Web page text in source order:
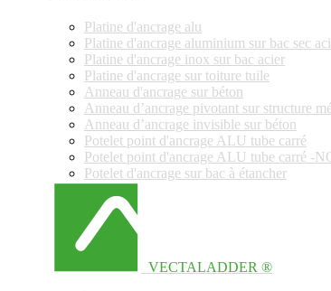
Platine d'ancrage alu
Platine d'ancrage aluminium sur bac sec
Platine d'ancrage inox sur bac acier
Platine d'ancrage sur toiture tuile
Anneau d'ancrage sur béton
Anneau d’ancrage pivotant sur structure
Anneau d’ancrage invisible sur béton
Potelet point d'ancrage ALU tube carré
Potelet point d'ancrage ALU tube carré -
Potelet d'ancrage sur bac à étancher
VECTALADDER ®